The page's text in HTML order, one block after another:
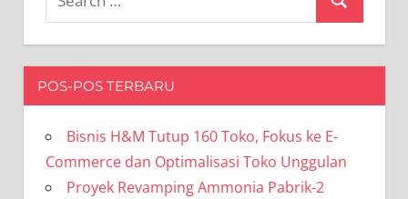
Search
POS-POS TERBARU
Bisnis H&M Tutup 160 Toko, Fokus ke E-
Commerce dan Optimalisasi Toko Unggulan
Proyek Revamping Ammonia Pabrik-2